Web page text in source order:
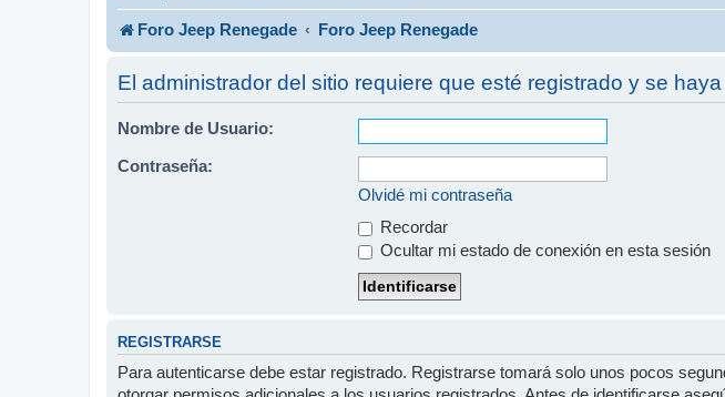
Foro Jeep Renegade Foro Jeep Renegade
El administrador del sitio requiere que esté registrado y se
Nombre de Usuario:
Contraseña:
Olvidé mi contraseña
Recordar
Ocultar mi estado de conexión en esta sesión
REGISTRARSE
Para autenticarse debe estar registrado. Registrarse tomará solo unos pocos